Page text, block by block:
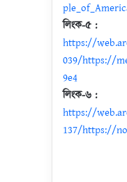
লিংক-৫ :
https://
039/https://
9e4
লিংক-৬ :
https://
137/https://